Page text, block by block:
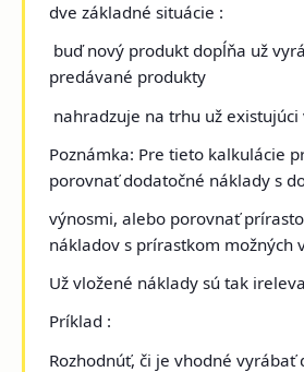
dve základné situácie :
buď nový produkt dopĺňa už
predávané produkty
nahradzuje na trhu už existujúci
Poznámka: Pre tieto kalkulácie
porovnať dodatočné náklady s
výnosmi, alebo porovnať
nákladov s prírastkom možných
Už vložené náklady sú tak
Príklad :
Rozhodnúť, či je vhodné vyrábať